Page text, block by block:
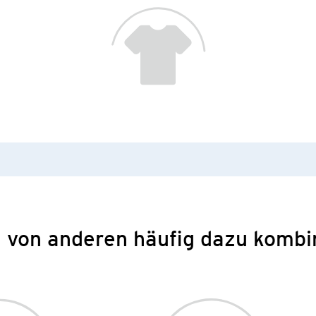
von anderen häufig dazu